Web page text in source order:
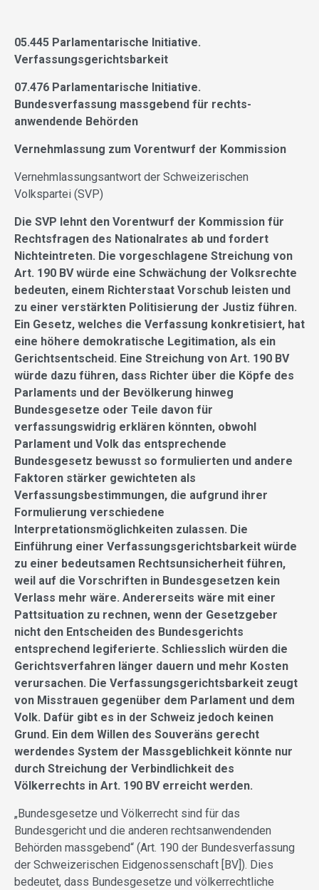
05.445 Parlamentarische Initiative.
Verfassungsgerichtsbarkeit
07.476 Parlamentarische Initiative.
Bundesverfassung massgebend für rechts-
anwendende Behörden
Vernehmlassung zum Vorentwurf der Kommission
Vernehmlassungsantwort der Schweizerischen
Volkspartei (SVP)
Die SVP lehnt den Vorentwurf der Kommission für
Rechtsfragen des Nationalrates ab und fordert
Nichteintreten. Die vorgeschlagene Streichung von
Art. 190 BV würde eine Schwächung der Volksrechte
bedeuten, einem Richterstaat Vorschub leisten und
zu einer verstärkten Politisierung der Justiz führen.
Ein Gesetz, welches die Verfassung konkretisiert, hat
eine höhere demokratische Legitimation, als ein
Gerichtsentscheid. Eine Streichung von Art. 190 BV
würde dazu führen, dass Richter über die Köpfe des
Parlaments und der Bevölkerung hinweg
Bundesgesetze oder Teile davon für
verfassungswidrig erklären könnten, obwohl
Parlament und Volk das entsprechende
Bundesgesetz bewusst so formulierten und andere
Faktoren stärker gewichteten als
Verfassungsbestimmungen, die aufgrund ihrer
Formulierung verschiedene
Interpretationsmöglichkeiten zulassen. Die
Einführung einer Verfassungsgerichtsbarkeit würde
zu einer bedeutsamen Rechtsunsicherheit führen,
weil auf die Vorschriften in Bundesgesetzen kein
Verlass mehr wäre. Andererseits wäre mit einer
Pattsituation zu rechnen, wenn der Gesetzgeber
nicht den Entscheiden des Bundesgerichts
entsprechend legiferierte. Schliesslich würden die
Gerichtsverfahren länger dauern und mehr Kosten
verursachen. Die Verfassungsgerichtsbarkeit zeugt
von Misstrauen gegenüber dem Parlament und dem
Volk. Dafür gibt es in der Schweiz jedoch keinen
Grund. Ein dem Willen des Souveräns gerecht
werdendes System der Massgeblichkeit könnte nur
durch Streichung der Verbindlichkeit des
Völkerrechts in Art. 190 BV erreicht werden.
„Bundesgesetze und Völkerrecht sind für das
Bundesgericht und die anderen rechtsanwendenden
Behörden massgebend“ (Art. 190 der Bundesverfassung
der Schweizerischen Eidgenossenschaft [BV]). Dies
bedeutet, dass Bundesgesetze und völkerrechtliche